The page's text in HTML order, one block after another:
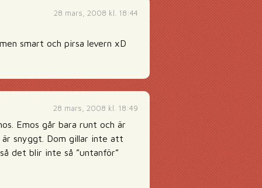
28 mars, 2008 kl. 18:44
smart och pirsa levern xD
28 mars, 2008 kl. 18:49
Emos går bara runt och är
snyggt. Dom gillar inte att
det blir inte så ”untanför”